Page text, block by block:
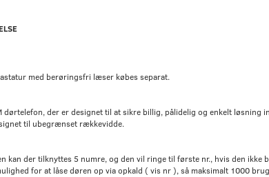
med berøringsfri læser købes separat.
dørtelefon, der er designet til at sikre billig, pålidelig og enkelt løsning
til ubegrænset rækkevidde.
kan der tilknyttes 5 numre, og den vil ringe til første nr., hvis den
for at låse døren op via opkald ( vis nr ), så maksimalt 1000